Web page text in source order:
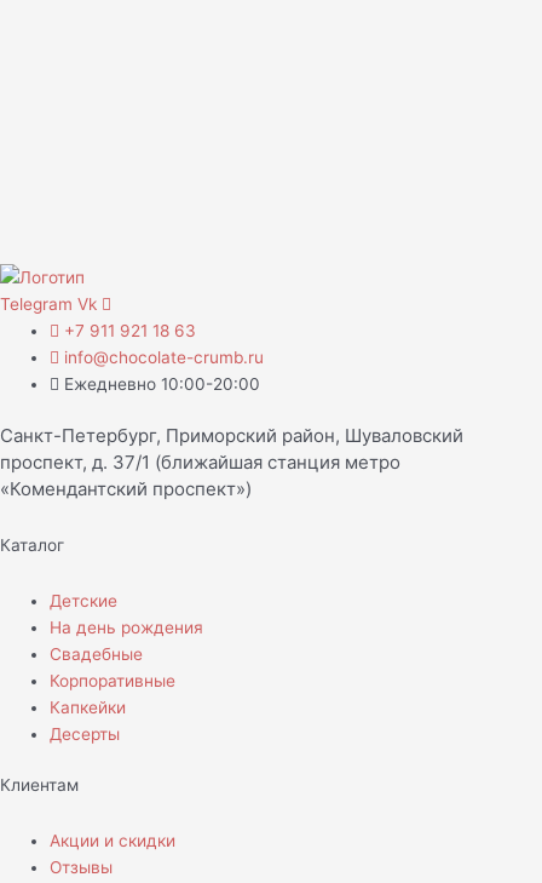
Telegram Vk
+7 911 921 18 63
info@chocolate-crumb.ru
Ежедневно 10:00-20:00
Санкт-Петербург, Приморский район, Шуваловский
проспект, д. 37/1 (ближайшая станция метро
«Комендантский проспект»)
Каталог
Детские
На день рождения
Свадебные
Корпоративные
Капкейки
Десерты
Клиентам
Акции и скидки
Отзывы